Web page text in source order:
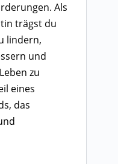
Als
trägst du
lindern,
und
zu
eines
das